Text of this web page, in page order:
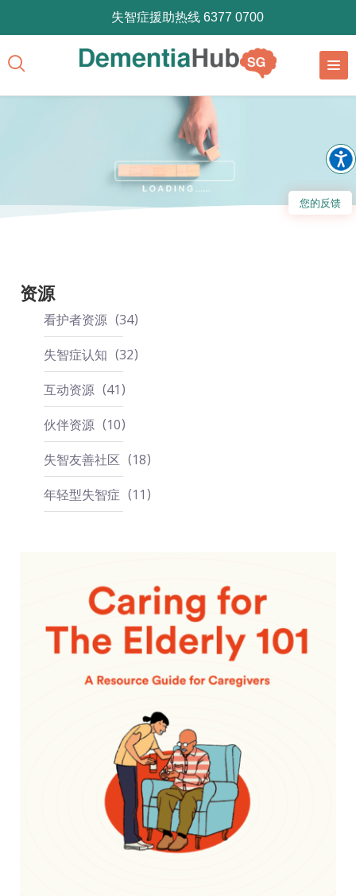
您的反馈
失智症援助热线 6377 0700
资源
看护者资源
34
失智症认知
32
互动资源
41
伙伴资源
10
失智友善社区
18
年轻型失智症
11